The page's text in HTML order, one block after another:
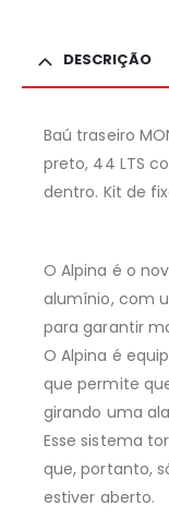
DESCRIÇÃO
Baú traseiro
preto, 44 LTS
dentro. Kit de
O Alpina é o
alumínio, com
para garantir
O Alpina é
que permite
girando uma
Esse sistema
que, portanto,
estiver aberto.